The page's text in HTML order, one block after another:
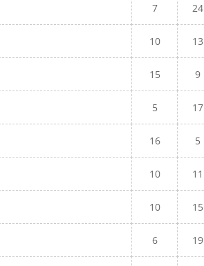
7 24
10 13
15 9
5 17
16 5
10 11
10 15
6 19